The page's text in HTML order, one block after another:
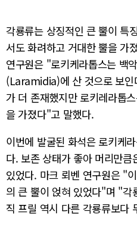
각룡류는 상징적인 큰 뿔이 특
서도 화려하고 거대한 뿔을 가
연구원은 "로키케라톱스는 백
(Laramidia)에 산 것으로 보
가 더 존재했지만 로키레라톱
을 가졌다"고 말했다.
이번에 발굴된 화석은 로키케
다. 보존 상태가 좋아 머리만
있었다. 마크 뢰벤 연구원은 "
의 큰 뿔이 얹혀 있었다"며 "각
직 프릴 역시 다른 각룡류보다